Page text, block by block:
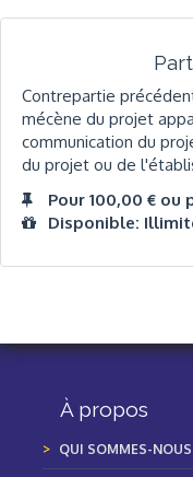
Contrepartie
mécène du projet
communication du
du projet ou de
Pour 100,00 € ou
Disponible:
À propos
QUI SOMMES-NOUS